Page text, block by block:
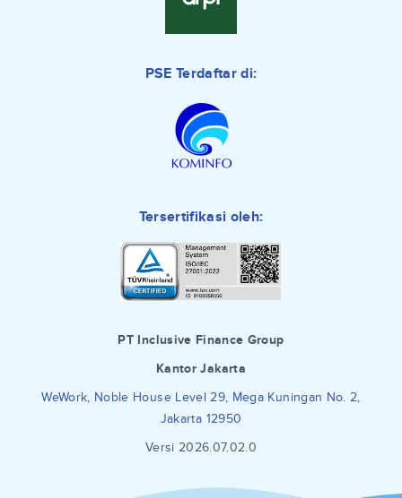
PSE Terdaftar di:
Tersertifikasi oleh:
PT Inclusive Finance Group
Kantor Jakarta
WeWork, Noble House Level 29, Mega Kuningan No. 2,
Jakarta 12950
Versi 2026.07.02.0